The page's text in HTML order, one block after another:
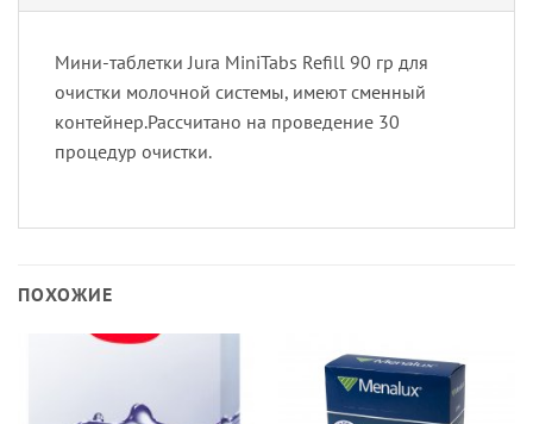
Мини-таблетки Jura MiniTabs Refill 90 гр для
очистки молочной системы, имеют сменный
контейнер.Рассчитано на проведение 30
процедур очистки.
ПОХОЖИЕ